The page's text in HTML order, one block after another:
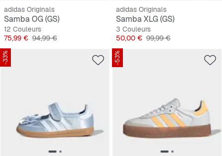
adidas Originals
Samba OG (GS)
12 Couleurs
Prix
75,99 € Prix original
94,99 €
adidas Originals
Samba XLG (GS)
3 Couleurs
Prix
50,00 € Prix original
99,99 €
-33% -53%